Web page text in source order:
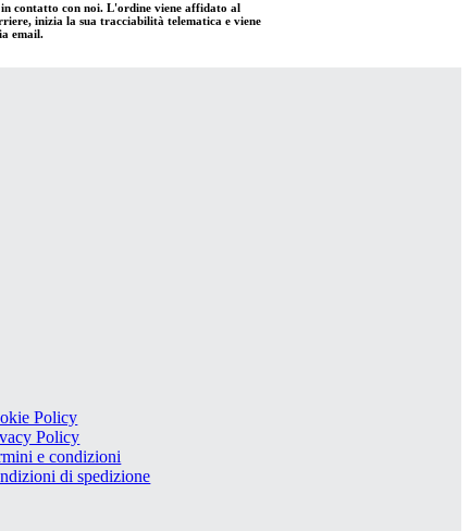
contatto con noi. L'ordine viene affidato al
inizia la sua tracciabilità telematica e viene
email.
Policy
Policy
e condizioni
di spedizione